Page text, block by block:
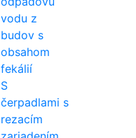
S
čerpadlami s
rezacím